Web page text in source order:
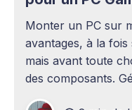
Monter un PC sur
avantages, à la
mais avant toute
des composants.